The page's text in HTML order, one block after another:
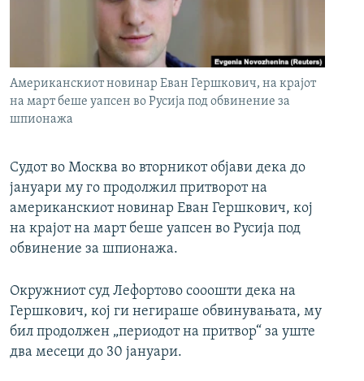
РСЕ веб страници
Американскиот новинар Еван Гершкович, на крајот
на март беше уапсен во Русија под обвинение за
шпионажа
Судот во Москва во вторникот објави дека до
јануари му го продолжил притворот на
американскиот новинар Еван Гершкович, кој
на крајот на март беше уапсен во Русија под
обвинение за шпионажа.
Окружниот суд Лефортово сооошти дека на
Гершкович, кој ги негираше обвинувањата, му
бил продолжен „периодот на притвор“ за уште
два месеци до 30 јануари.